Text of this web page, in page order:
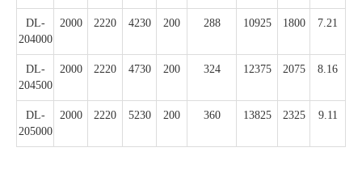
DL-
204000
2000 2220 4230 200 288 10925 1800 7.21
DL-
204500
2000 2220 4730 200 324 12375 2075 8.16
DL-
205000
2000 2220 5230 200 360 13825 2325 9.11